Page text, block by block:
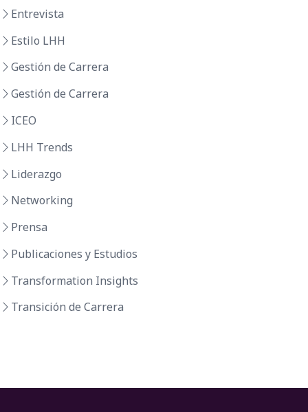
Entrevista
Estilo LHH
Gestión de Carrera
Gestión de Carrera
ICEO
LHH Trends
Liderazgo
Networking
Prensa
Publicaciones y Estudios
Transformation Insights
Transición de Carrera